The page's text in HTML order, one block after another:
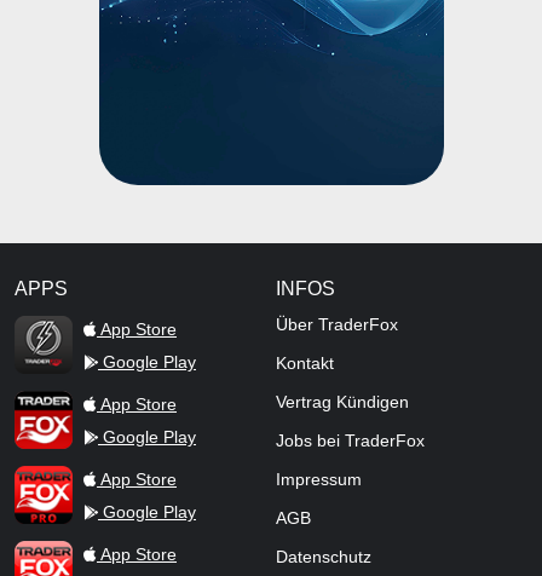
APPS
TraderFox Flash
App Store
Google Play
TraderFox AppApp Store
Google Play
TraderFox ProApp Store
Google Play
TraderFox dpa-AFX ProFeed
App Store
INFOS
Über TraderFox
Kontakt
Vertrag Kündigen
Jobs bei TraderFox
Impressum
AGB
Datenschutz